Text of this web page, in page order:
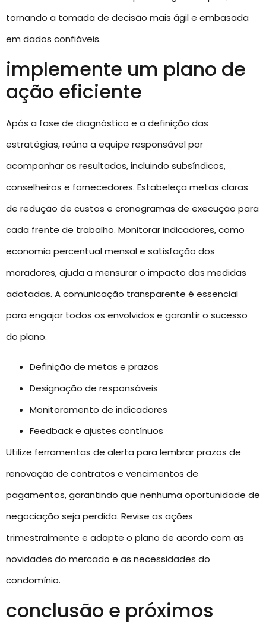
tornando a tomada de decisão mais ágil e embasada
em dados confiáveis.
implemente um plano de
ação eficiente
Após a fase de diagnóstico e a definição das
estratégias, reúna a equipe responsável por
acompanhar os resultados, incluindo subsíndicos,
conselheiros e fornecedores. Estabeleça metas claras
de redução de custos e cronogramas de execução para
cada frente de trabalho. Monitorar indicadores, como
economia percentual mensal e satisfação dos
moradores, ajuda a mensurar o impacto das medidas
adotadas. A comunicação transparente é essencial
para engajar todos os envolvidos e garantir o sucesso
do plano.
Definição de metas e prazos
Designação de responsáveis
Monitoramento de indicadores
Feedback e ajustes contínuos
Utilize ferramentas de alerta para lembrar prazos de
renovação de contratos e vencimentos de
pagamentos, garantindo que nenhuma oportunidade de
negociação seja perdida. Revise as ações
trimestralmente e adapte o plano de acordo com as
novidades do mercado e as necessidades do
condomínio.
conclusão e próximos